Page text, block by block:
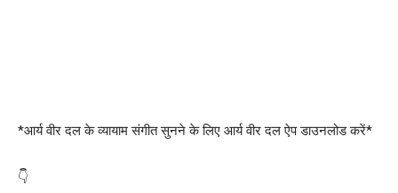
*आर्य वीर दल के व्यायाम संगीत सुनने के लिए आर्य वीर दल ऐप डाउनलोड करें*
👇